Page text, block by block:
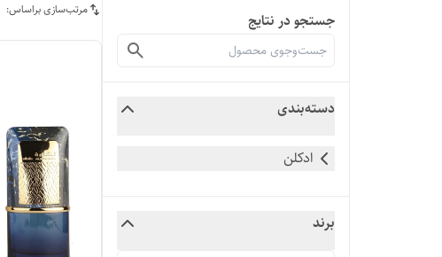
جستجو در نتایج
دسته‌بندی
ادکلن
برند
مرتب‌سازی براساس: